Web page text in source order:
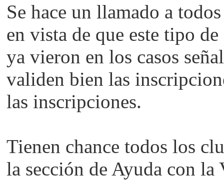
Se hace un llamado a
en vista de que este tipo
ya vieron en los casos
validen bien las
las inscripciones.
Tienen chance todos los
la sección de Ayuda con